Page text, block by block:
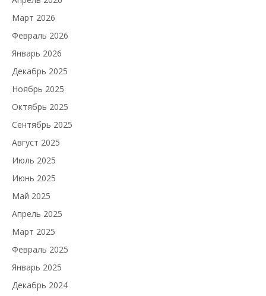
Март 2026
Февраль 2026
Январь 2026
Декабрь 2025
Ноябрь 2025
Октябрь 2025
Сентябрь 2025
Август 2025
Июль 2025
Июнь 2025
Май 2025
Апрель 2025
Март 2025
Февраль 2025
Январь 2025
Декабрь 2024